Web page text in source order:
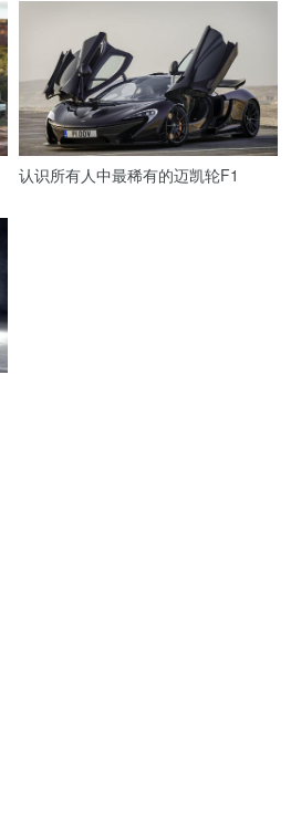
认识所有人中最稀有的迈凯轮F1